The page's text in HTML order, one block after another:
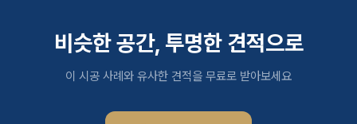
비슷한 공간, 투명한 견적으로
이 시공 사례와 유사한 견적을 무료로 받아보세요